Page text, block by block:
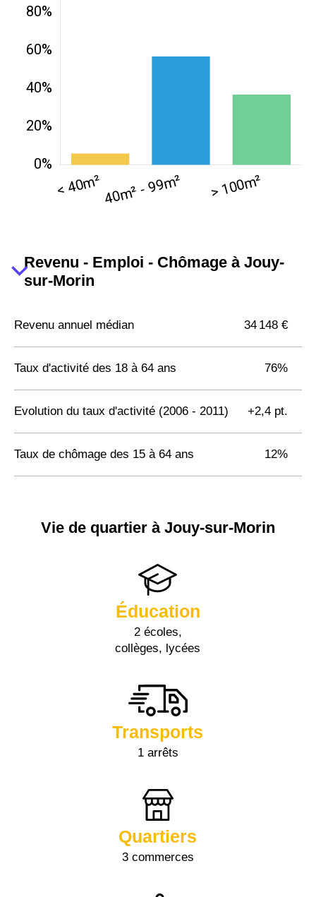
Revenu - Emploi - Chômage à Jouy-
sur-Morin
Revenu annuel médian 34 148 €
Taux d'activité des 18 à 64 ans 76%
Evolution du taux d'activité (2006 - 2011) +2,4 pt.
Taux de chômage des 15 à 64 ans 12%
Vie de quartier à Jouy-sur-Morin
Éducation
2 écoles,
collèges, lycées
Transports
1 arrêts
Quartiers
3 commerces